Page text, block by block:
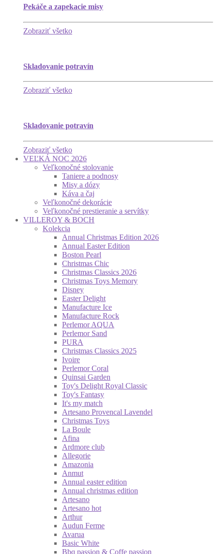
Pekáče a zapekacie misy
Zobraziť všetko
Skladovanie potravín
Zobraziť všetko
Skladovanie potravín
Zobraziť všetko
VEĽKÁ NOC 2026
Veľkonočné stolovanie
Taniere a podnosy
Misy a dózy
Káva a čaj
Veľkonočné dekorácie
Veľkonočné prestieranie a servítky
VILLEROY & BOCH
Kolekcia
Annual Christmas Edition 2026
Annual Easter Edition
Boston Pearl
Christmas Chic
Christmas Classics 2026
Christmas Toys Memory
Disney
Easter Delight
Manufacture Ice
Manufacture Rock
Perlemor AQUA
Perlemor Sand
PURA
Christmas Classics 2025
Ivoire
Perlemor Coral
Quinsai Garden
Toy's Delight Royal Classic
Toy's Fantasy
It's my match
Artesano Provencal Lavendel
Christmas Toys
La Boule
Afina
Ardmore club
Allegorie
Amazonia
Anmut
Annual easter edition
Annual christmas edition
Artesano
Artesano hot
Arthur
Audun Ferme
Avarua
Basic White
Bbq passion & Coffe passion